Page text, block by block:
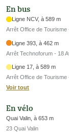
En bus
Ligne NCV, à 589 m
Arrêt Office de
Ligne 393, à 462 m
Arrêt Technoforum - 18
Ligne 17, à 589 m
Arrêt Office de
Voir tout
En vélo
Quai Valin, à 653 m
23 Quai Valin